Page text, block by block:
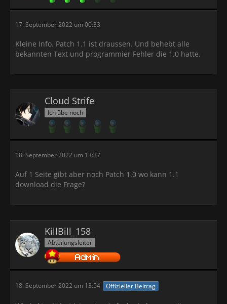
17. September 2022 um 00:33
Kleine Info. Patch 1.1 ist draussen. Und behebt alle
bekannten Text und programmier Fehler die 1.0 hatte.
Cloud Strife
Ich übe noch
18. September 2022 um 13:37
Auf 1 Seite gibt aber noch Patch 1.0 wo kann 1.1
download die Frage?
KillBill_158
Abteilungsleiter
18. September 2022 um 13:54 Offizieller Beitrag